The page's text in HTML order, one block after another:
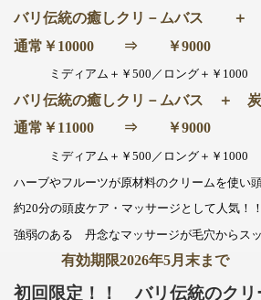
バリ伝統の癒しクリ－ムバス ＋
通常￥10000 ⇒ ￥9000
ミディアム＋￥500／ロング＋￥1000
バリ伝統の癒しクリ－ムバス ＋
通常￥11000 ⇒ ￥9000
ミディアム＋￥500／ロング＋￥1000
ハーブやフルーツが原材料のクリームを使
約20分の頭皮ケア・マッサージとして人気！！
強弱のある 丹念なマッサージが毛穴からス
有効期限2026年5月末まで
初回限定！！ バリ伝統のク